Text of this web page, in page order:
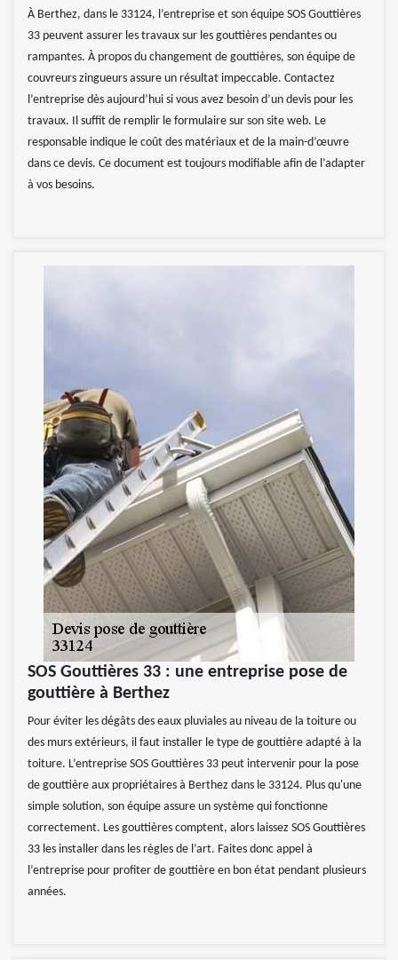
À Berthez, dans le 33124, l’entreprise et son équipe SOS Gouttières
33 peuvent assurer les travaux sur les gouttières pendantes ou
rampantes. À propos du changement de gouttières, son équipe de
couvreurs zingueurs assure un résultat impeccable. Contactez
l’entreprise dès aujourd’hui si vous avez besoin d’un devis pour les
travaux. Il suffit de remplir le formulaire sur son site web. Le
responsable indique le coût des matériaux et de la main-d’œuvre
dans ce devis. Ce document est toujours modifiable afin de l’adapter
à vos besoins.
SOS Gouttières 33 : une entreprise pose de
gouttière à Berthez
Pour éviter les dégâts des eaux pluviales au niveau de la toiture ou
des murs extérieurs, il faut installer le type de gouttière adapté à la
toiture. L’entreprise SOS Gouttières 33 peut intervenir pour la pose
de gouttière aux propriétaires à Berthez dans le 33124. Plus qu'une
simple solution, son équipe assure un système qui fonctionne
correctement. Les gouttières comptent, alors laissez SOS Gouttières
33 les installer dans les règles de l’art. Faites donc appel à
l’entreprise pour profiter de gouttière en bon état pendant plusieurs
années.